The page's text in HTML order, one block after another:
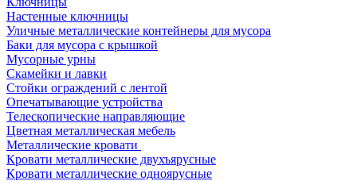
Настенные ключницы
Уличные металлические контейнеры для мусора
Баки для мусора с крышкой
Мусорные урны
Скамейки и лавки
Стойки ограждений с лентой
Опечатывающие устройства
Телескопические направляющие
Цветная металлическая мебель
Металлические кровати
Кровати металлические двухъярусные
Кровати металлические одноярусные